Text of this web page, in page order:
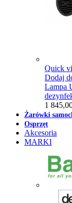
Quick
Dodaj
Lampa
1
Żarówki
Osprzęt
Akcesoria
MARKI